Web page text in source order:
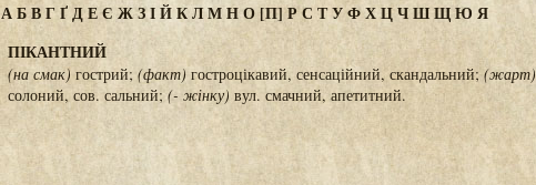
АБВГҐДЕЄ ЖЗІЙКЛМНО[П] РС ТУФХЦЧШЩЮ Я
ПІКАНТНИЙ
(на смак) гострий; (факт) гостроцікавий, сенсаційний, скандальний; (жарт)
солоний, сов. сальний;(- жінку) вул. смачний, апетитний.